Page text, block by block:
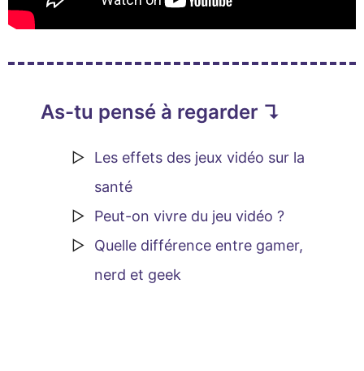
As-tu pensé à regarder ↴
Les effets des jeux vidéo sur la
santé
Peut-on vivre du jeu vidéo ?
Quelle différence entre gamer,
nerd et geek